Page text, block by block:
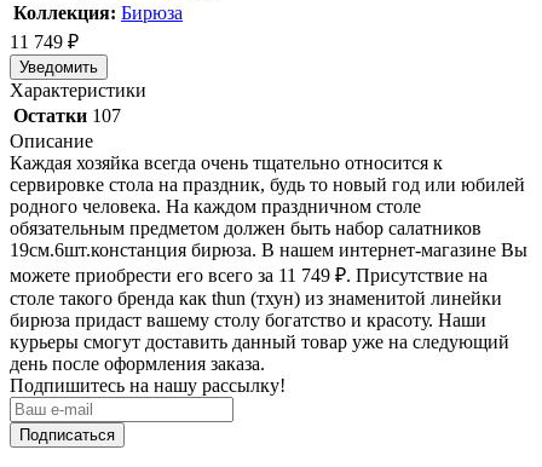
Коллекция: Бирюза
11 749 ₽
Уведомить
Характеристики
Остатки 107
Описание
Каждая хозяйка всегда очень тщательно относится к
сервировке стола на праздник, будь то новый год или юбилей
родного человека. На каждом праздничном столе
обязательным предметом должен быть набор салатников
19см.6шт.констанция бирюза. В нашем интернет-магазине Вы
можете приобрести его всего за 11 749 ₽. Присутствие на
столе такого бренда как thun (тхун) из знаменитой линейки
бирюза придаст вашему столу богатство и красоту. Наши
курьеры смогут доставить данный товар уже на следующий
день после оформления заказа.
Подпишитесь на нашу рассылку!
Подписаться